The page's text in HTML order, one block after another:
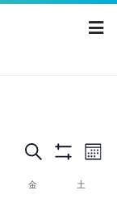
イ
ベ
検
Filters
イ
金 土